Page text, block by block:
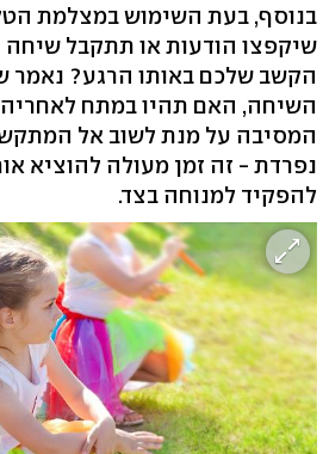
בנוסף, בעת השימוש במצלמת
שיקפצו הודעות או תתקבל שיחה
הקשב שלכם באותו הרגע? נאמר
השיחה, האם תהיו במתח לאחריה
המסיבה על מנת לשוב אל
נפרדת - זה זמן מעולה להוציא
להפקיד למנוחה בצד.